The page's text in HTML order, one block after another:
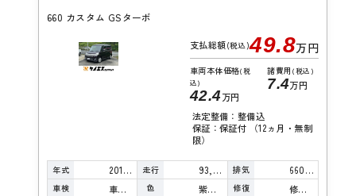
660 カスタム GSターボ
支払総額(税込)49.8万円
車両本体価格(税
込)
42.4万円
諸費用 (税込)
7.4万円
法定整備：整備込
保証：保証付 （12ヵ月・無制
限）
年式 2016年 走行 93,000km 排気 660cc
車検 車検整備付 色 紫真珠 修復 修復歴無し